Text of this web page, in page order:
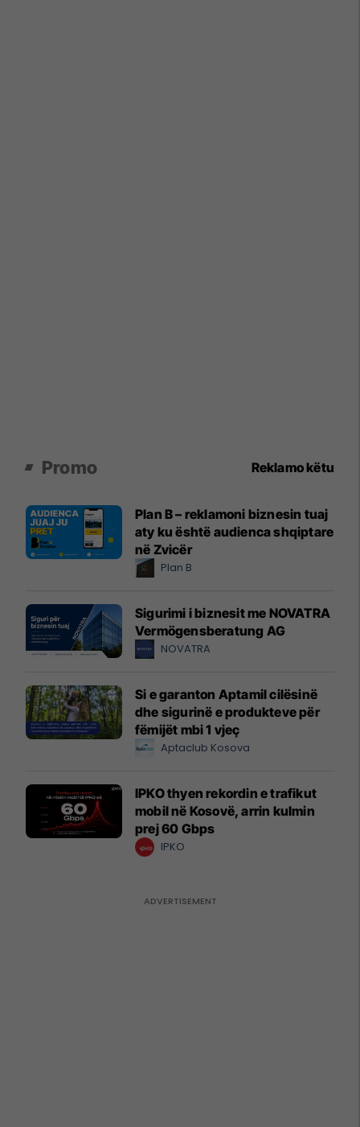
Promo Reklamo këtu
Plan B – reklamoni biznesin tuaj
aty ku është audienca shqiptare
në Zvicër
Plan B
Sigurimi i biznesit me NOVATRA
Vermögensberatung AG
NOVATRA
Si e garanton Aptamil cilësinë
dhe sigurinë e produkteve për
fëmijët mbi 1 vjeç
Aptaclub Kosova
IPKO thyen rekordin e trafikut
mobil në Kosovë, arrin kulmin
prej 60 Gbps
IPKO